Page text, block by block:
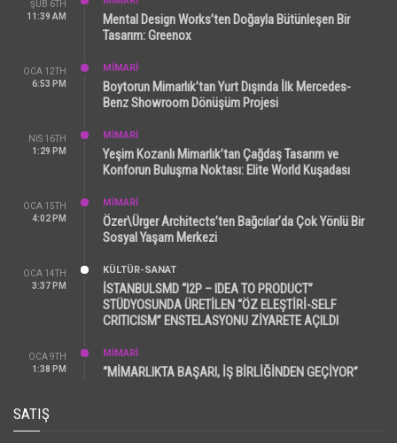
ŞUB 6TH
11:39 AM
Mental Design Works’ten Doğayla Bütünleşen Bir
Tasarım: Greenox
OCA 12TH
6:53 PM
MİMARİ
Boytorun Mimarlık’tan Yurt Dışında İlk Mercedes-
Benz Showroom Dönüşüm Projesi
NIS 16TH
1:29 PM
MİMARİ
Yeşim Kozanlı Mimarlık’tan Çağdaş Tasarım ve
Konforun Buluşma Noktası: Elite World Kuşadası
OCA 15TH
4:02 PM
MİMARİ
Özer\Ürger Architects’ten Bağcılar’da Çok Yönlü Bir
Sosyal Yaşam Merkezi
OCA 14TH
3:37 PM
KÜLTÜR-SANAT
İSTANBULSMD “I2P – IDEA TO PRODUCT”
STÜDYOSUNDA ÜRETİLEN “ÖZ ELEŞTİRİ-SELF
CRITICISM” ENSTELASYONU ZİYARETE AÇILDI
OCA 9TH
1:38 PM
MİMARİ
“MİMARLIKTA BAŞARI, İŞ BİRLİĞİNDEN GEÇİYOR”
SATIŞ